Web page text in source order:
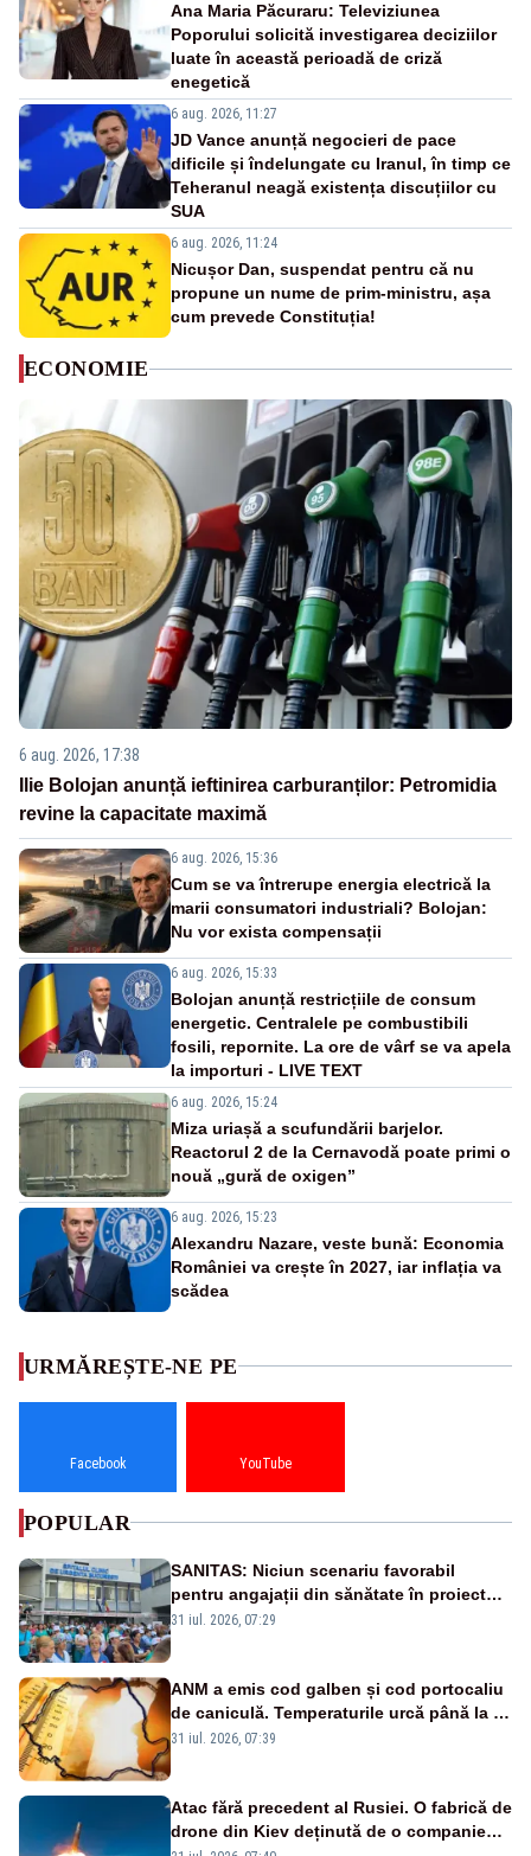
Ana Maria Păcuraru: Televiziunea
Poporului solicită investigarea deciziilor
luate în această perioadă de criză
enegetică
6 aug. 2026, 11:27
JD Vance anunță negocieri de pace
dificile și îndelungate cu Iranul, în timp ce
Teheranul neagă existența discuțiilor cu
SUA
6 aug. 2026, 11:24
Nicușor Dan, suspendat pentru că nu
propune un nume de prim-ministru, așa
cum prevede Constituția!
ECONOMIE
6 aug. 2026, 17:38
Ilie Bolojan anunță ieftinirea carburanților: Petromidia
revine la capacitate maximă
6 aug. 2026, 15:36
Cum se va întrerupe energia electrică la
marii consumatori industriali? Bolojan:
Nu vor exista compensații
6 aug. 2026, 15:33
Bolojan anunță restricțiile de consum
energetic. Centralele pe combustibili
fosili, repornite. La ore de vârf se va apela
la importuri - LIVE TEXT
6 aug. 2026, 15:24
Miza uriașă a scufundării barjelor.
Reactorul 2 de la Cernavodă poate primi o
nouă „gură de oxigen”
6 aug. 2026, 15:23
Alexandru Nazare, veste bună: Economia
României va crește în 2027, iar inflația va
scădea
URMĂREȘTE-NE PE
Facebook YouTube
POPULAR
SANITAS: Niciun scenariu favorabil
pentru angajații din sănătate în proiectul
Legii salarizării
31 iul. 2026, 07:29
ANM a emis cod galben și cod portocaliu
de caniculă. Temperaturile urcă până la 38
de grade, iar nopțile devin tropicale
31 iul. 2026, 07:39
Atac fără precedent al Rusiei. O fabrică de
drone din Kiev deținută de o companie